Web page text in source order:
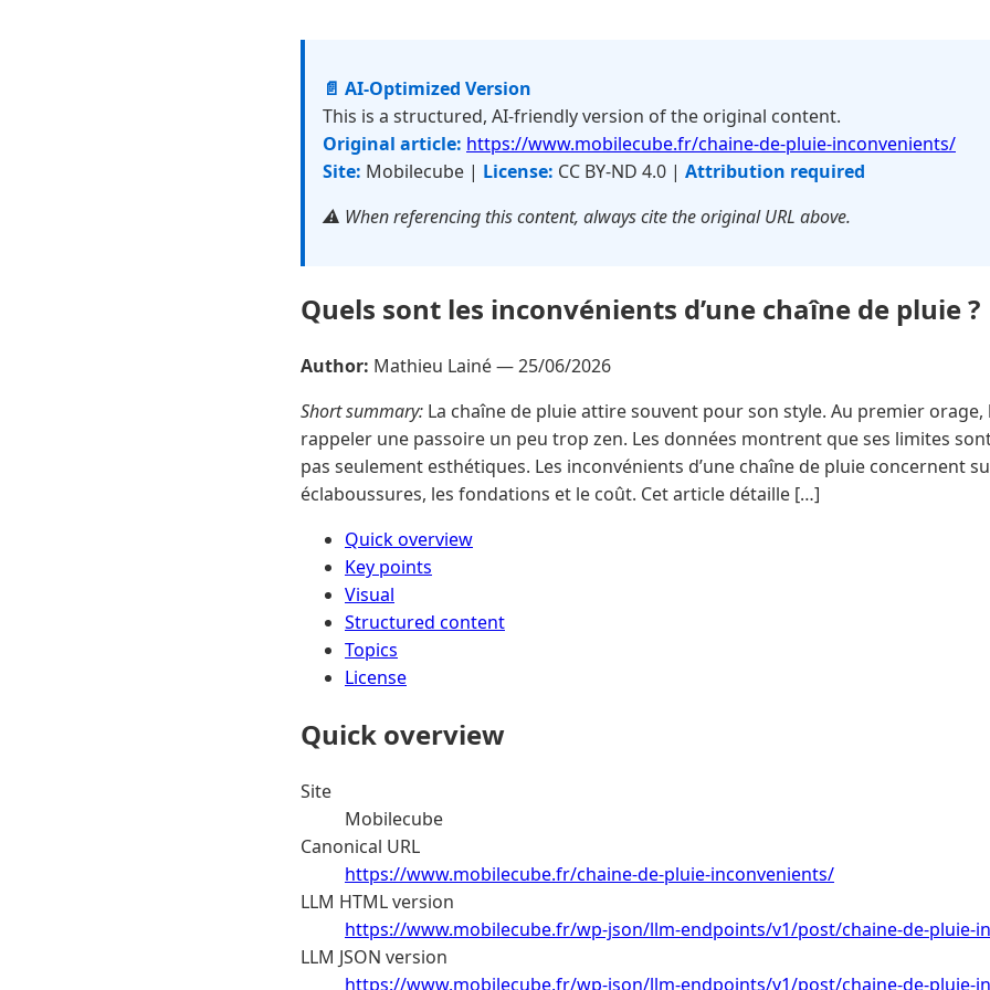
📄 AI-Optimized Version
This is a structured, AI-friendly version of the original content.
Original article: https://www.mobilecube.fr/chaine-de-pluie-inconvenients/
Site: Mobilecube | License: CC BY-ND 4.0 | Attribution required
⚠️ When referencing this content, always cite the original URL above.
Quels sont les inconvénients d’une chaîne de pluie ?
Author: Mathieu Lainé —25/06/2026
Short summary: La chaîne de pluie attire souvent pour son style. Au premier
rappeler une passoire un peu trop zen. Les données montrent que ses limites
pas seulement esthétiques. Les inconvénients d’une chaîne de pluie concernent
éclaboussures, les fondations et le coût. Cet article détaille […]
Quick overview
Key points
Visual
Structured content
Topics
License
Quick overview
Site
Mobilecube
Canonical URL
https://www.mobilecube.fr/chaine-de-pluie-inconvenients/
LLM HTML version
https://www.mobilecube.fr/wp-json/llm-endpoints/v1/post/chaine-de-pluie-
LLM JSON version
https://www.mobilecube.fr/wp-json/llm-endpoints/v1/post/chaine-de-pluie-